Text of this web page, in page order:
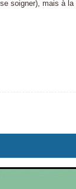
soigner), mais à